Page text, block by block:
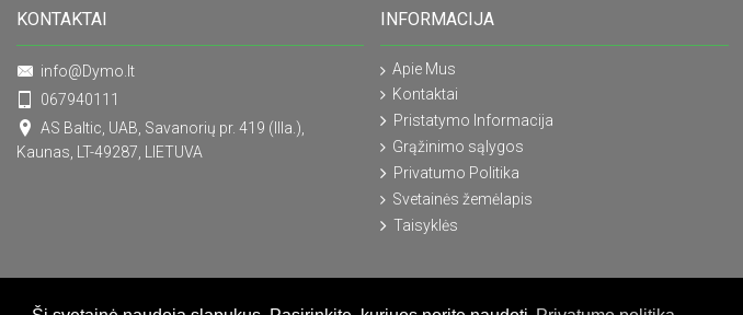
KONTAKTAI
info@Dymo.lt
067940111
AS Baltic, UAB, Savanorių pr. 419 (IIIa.),
Kaunas, LT-49287, LIETUVA
INFORMACIJA
Apie Mus
Kontaktai
Pristatymo Informacija
Grąžinimo sąlygos
Privatumo Politika
Svetainės žemėlapis
Taisyklės